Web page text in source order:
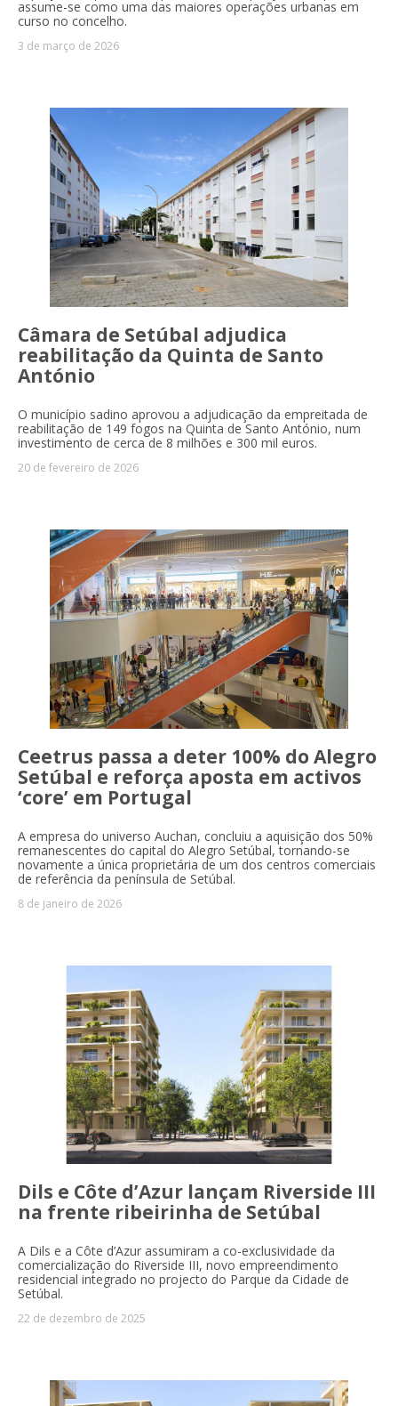
assume-se como uma das maiores operações urbanas em
curso no concelho.
3 de março de 2026
Câmara de Setúbal adjudica
reabilitação da Quinta de Santo
António
O município sadino aprovou a adjudicação da empreitada de
reabilitação de 149 fogos na Quinta de Santo António, num
investimento de cerca de 8 milhões e 300 mil euros.
20 de fevereiro de 2026
Ceetrus passa a deter 100% do Alegro
Setúbal e reforça aposta em activos
‘core’ em Portugal
A empresa do universo Auchan, concluiu a aquisição dos 50%
remanescentes do capital do Alegro Setúbal, tornando-se
novamente a única proprietária de um dos centros comerciais
de referência da península de Setúbal.
8 de janeiro de 2026
Dils e Côte d’Azur lançam Riverside III
na frente ribeirinha de Setúbal
A Dils e a Côte d’Azur assumiram a co-exclusividade da
comercialização do Riverside III, novo empreendimento
residencial integrado no projecto do Parque da Cidade de
Setúbal.
22 de dezembro de 2025